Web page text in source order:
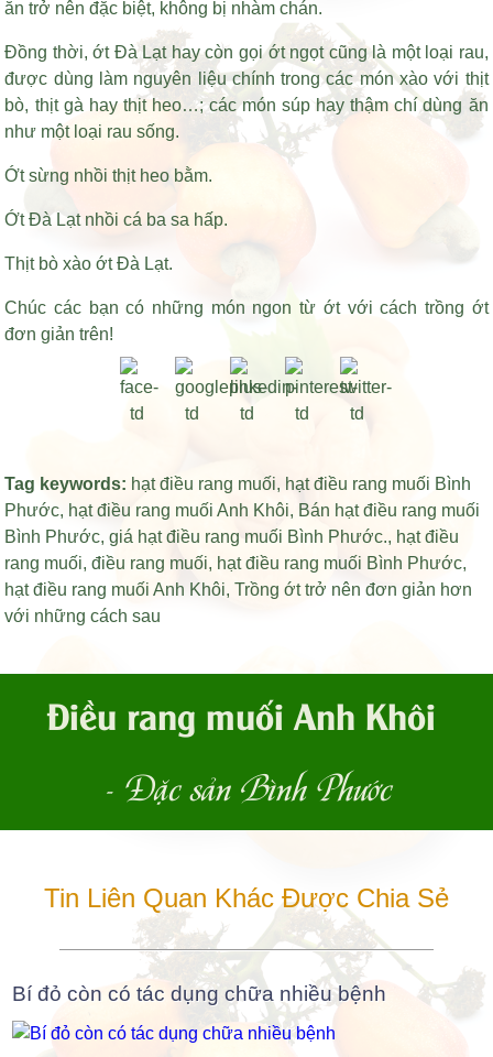
ăn trở nên đặc biệt, không bị nhàm chán.
Đồng thời, ớt Đà Lạt hay còn gọi ớt ngọt cũng là một loại rau,
được dùng làm nguyên liệu chính trong các món xào với thịt
bò, thịt gà hay thịt heo…; các món súp hay thậm chí dùng ăn
như một loại rau sống.
Ớt sừng nhồi thịt heo bằm.
Ớt Đà Lạt nhồi cá ba sa hấp.
Thịt bò xào ớt Đà Lạt.
Chúc các bạn có những món ngon từ ớt với cách trồng ớt
đơn giản trên!
Tag keywords: hạt điều rang muối, hạt điều rang muối Bình
Phước, hạt điều rang muối Anh Khôi, Bán hạt điều rang muối
Bình Phước,giá hạt điều rang muối Bình Phước., hạt điều
rang muối,điều rang muối, hạt điều rang muối Bình Phước,
hạt điều rang muối Anh Khôi,Trồng ớt trở nên đơn giản hơn
với những cách sau
Điều rang muối Anh Khôi
- Đặc sản Bình Phước
Tin Liên Quan Khác Được Chia Sẻ
Bí đỏ còn có tác dụng chữa nhiều bệnh